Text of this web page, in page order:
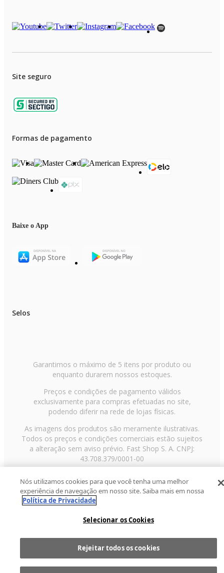
Site seguro
Formas de pagamento
Baixe o App
Selos
Garantimos o máximo de 5 itens por produto ou
enquanto durarem nossos estoques.
Preços e condições de pagamento válidos
exclusivamente para compras efetuadas no site,
podendo diferir na rede de lojas físicas.
As imagens dos produtos são meramente ilustrativas.
Todos os preços e condições comerciais estão sujeitos
a alteração sem aviso prévio. Fast Shop S. A. CNPJ:
43.708.379/0001-00
Paulo/SP, CEP 02029-001, Telefone: 11 3003-3728 ©
2013 Fast Shop - Todos os direitos reservadosRF
Nós utilizamos cookies para que você tenha uma melhor
experiência de navegação em nosso site. Saiba mais em nossa
Política de Privacidade
Selecionar os Cookies
Rejeitar todos os cookies